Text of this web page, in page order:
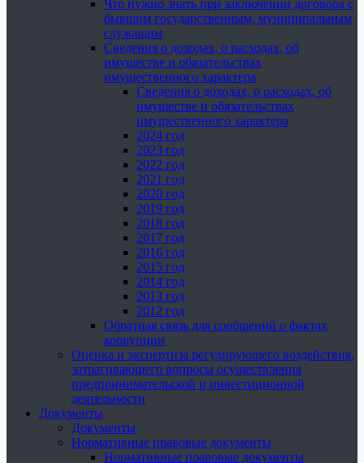
Что нужно знать при заключении договора с
бывшим государственным, муниципальным
служащим
Сведения о доходах, о расходах, об
имуществе и обязательствах
имущественного характера
Сведения о доходах, о расходах, об
имуществе и обязательствах
имущественного характера
2024 год
2023 год
2022 год
2021 год
2020 год
2019 год
2018 год
2017 год
2016 год
2015 год
2014 год
2013 год
2012 год
Обратная связь для сообщений о фактах
коррупции
Оценка и экспертиза регулирующего воздействия,
затрагивающего вопросы осуществления
предпринимательской и инвестиционной
деятельности
Документы
Документы
Нормативные правовые документы
Нормативные правовые документы